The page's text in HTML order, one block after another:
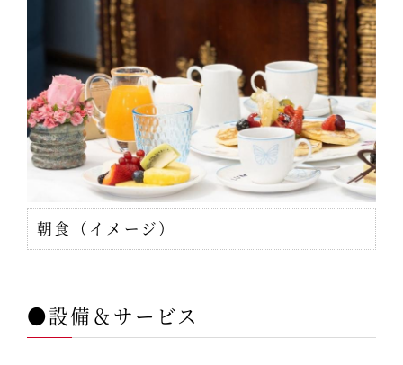
朝食（イメージ）
●設備＆サービス